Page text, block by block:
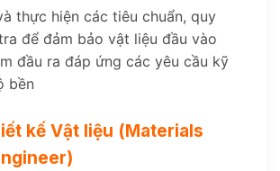
thực hiện các tiêu chuẩn, quy
để đảm bảo vật liệu đầu vào
đầu ra đáp ứng các yêu cầu kỹ
bền
kế Vật liệu (Materials